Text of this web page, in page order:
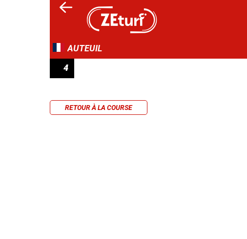
AUTEUIL
4
RETOUR À LA COURSE